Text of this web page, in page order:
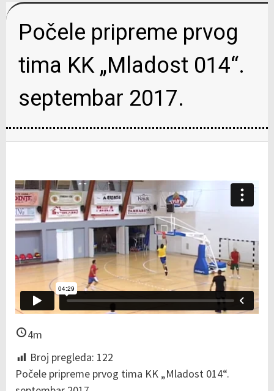
Počele pripreme prvog
tima KK „Mladost 014“.
septembar 2017.
4m
Broj pregleda: 122
Počele pripreme prvog tima KK „Mladost 014“.